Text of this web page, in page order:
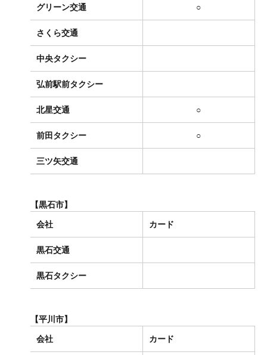
グリーン交通 ○
さくら交通
中央タクシー
弘前駅前タクシー
北星交通 ○
前田タクシー ○
三ツ矢交通
【黒石市】
会社 カード
黒石交通
黒石タクシー
【平川市】
会社 カード